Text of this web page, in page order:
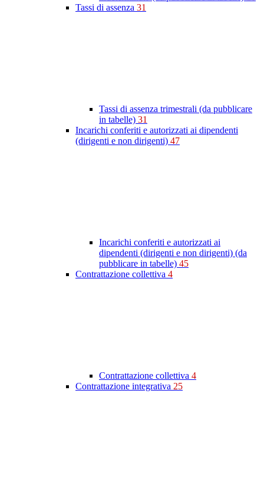
Tassi di assenza 31
Tassi di assenza trimestrali (da pubblicare
in tabelle) 31
Incarichi conferiti e autorizzati ai dipendenti
(dirigenti e non dirigenti) 47
Incarichi conferiti e autorizzati ai
dipendenti (dirigenti e non dirigenti) (da
pubblicare in tabelle) 45
Contrattazione collettiva 4
Contrattazione collettiva 4
Contrattazione integrativa 25